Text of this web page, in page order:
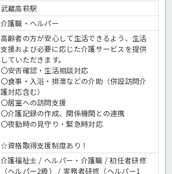
武蔵高萩駅
介護職・ヘルパー
高齢者の方が安心して生活できるよう、生活
支援および必要に応じた介護サービスを提供
していただきます。
〇安否確認・生活相談対応
〇食事・入浴・排泄などの介助（併設訪問介
護対応含む）
〇居室への訪問支援
〇介護記録の作成、関係機関との連携
〇夜勤時の見守り・緊急時対応
☆資格取得支援制度あり！
介護福祉士 / ヘルパー・介護職 / 初任者研修
（ヘルパー2級） / 実務者研修（ヘルパー1